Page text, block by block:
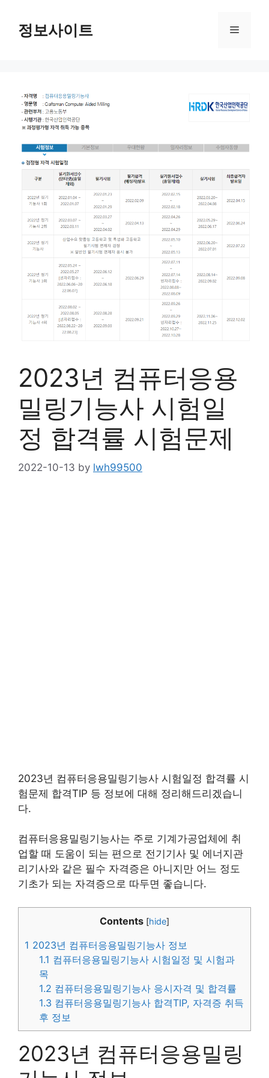
content정보사이트 Menu
2023년 컴퓨터응용
밀링기능사 시험일
정 합격률 시험문제
2022-10-13 by lwh99500
2023년 컴퓨터응용밀링기능사 시험일정 합격률 시
험문제 합격TIP 등 정보에 대해 정리해드리겠습니
다.
컴퓨터응용밀링기능사는 주로 기계가공업체에 취
업할 때 도움이 되는 편으로 전기기사 및 에너지관
리기사와 같은 필수 자격증은 아니지만 어느 정도
기초가 되는 자격증으로 따두면 좋습니다.
Contents [hide]
1 2023년 컴퓨터응용밀링기능사 정보
1.1 컴퓨터응용밀링기능사 시험일정 및 시험과
목
1.2 컴퓨터응용밀링기능사 응시자격 및 합격률
1.3 컴퓨터응용밀링기능사 합격TIP, 자격증 취득
후 정보
2023년 컴퓨터응용밀링